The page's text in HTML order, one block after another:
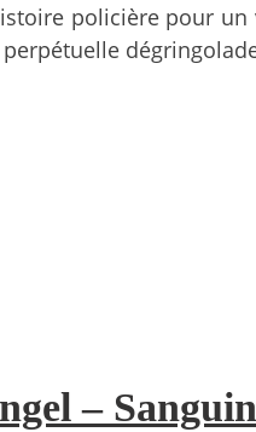
policière pour
–